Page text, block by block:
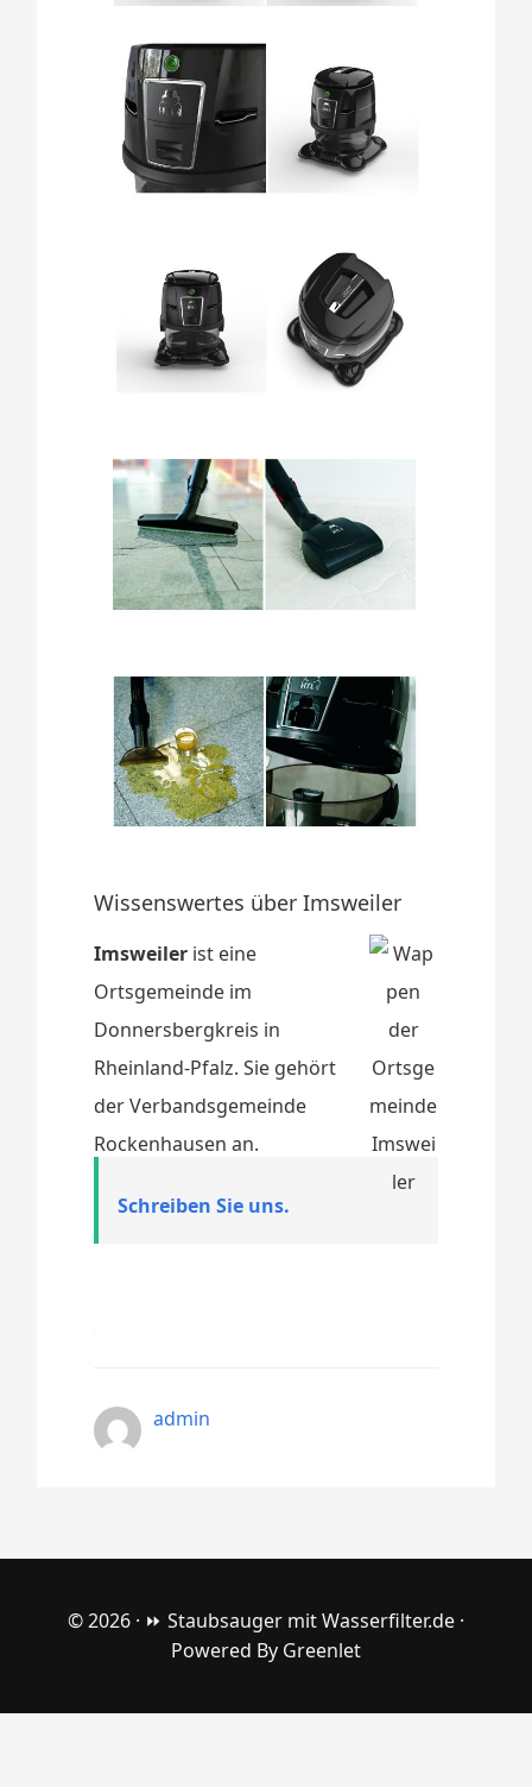
Wissenswertes über Imsweiler
Imsweiler ist eine
Ortsgemeinde im
Donnersbergkreis in
Rheinland-Pfalz. Sie gehört
der Verbandsgemeinde
Rockenhausen an.
Schreiben Sie uns.
admin
© 2026 · ⏩ Staubsauger mit Wasserfilter.de ·
Powered By Greenlet